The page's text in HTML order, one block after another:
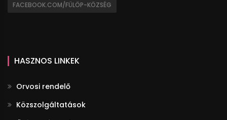
FACEBOOK.COM/FÜLÖP-KÖZSÉG
HASZNOS LINKEK
Orvosi rendelő
Közszolgáltatások